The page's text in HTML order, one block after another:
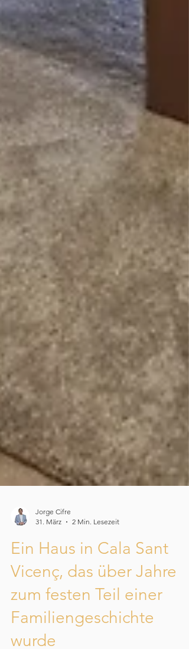
31. März
2 Min. Lesezeit
Ein Haus in Cala Sant
Vicenç, das über Jahre
zum festen Teil einer
Familiengeschichte